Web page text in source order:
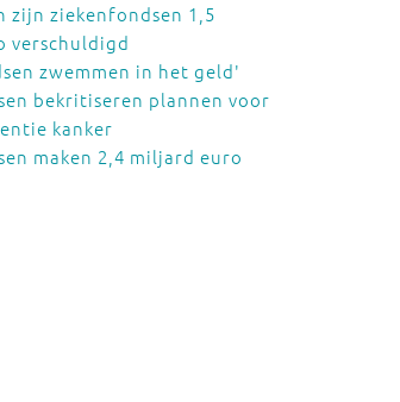
zijn ziekenfondsen 1,5
verschuldigd
zwemmen in het geld'
bekritiseren plannen voor
kanker
maken 2,4 miljard euro